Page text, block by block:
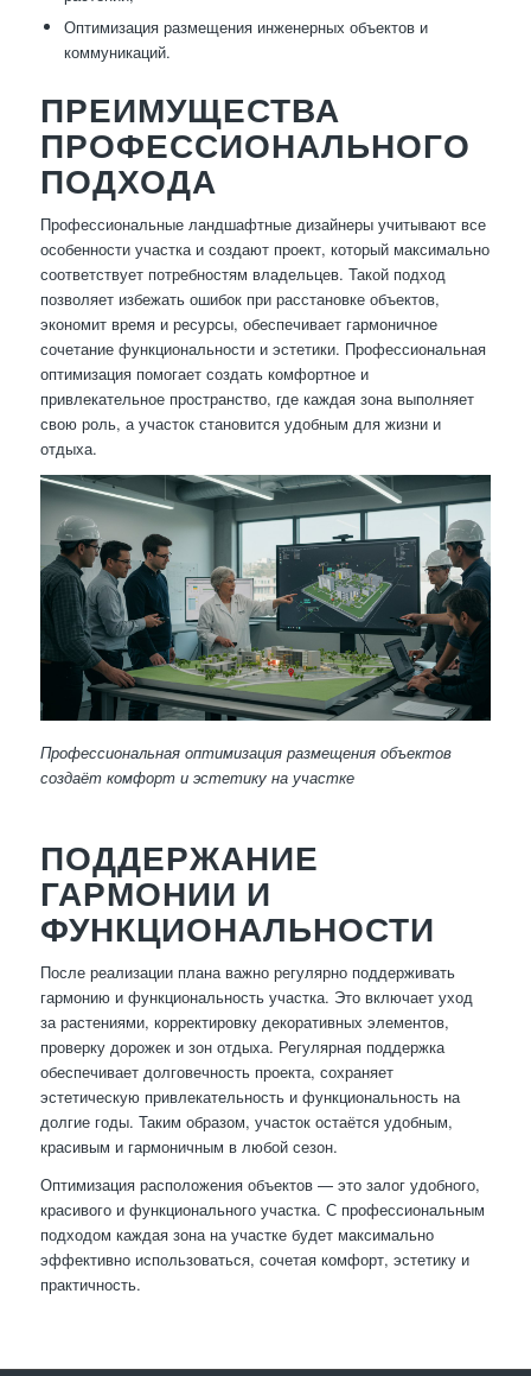
Оптимизация размещения инженерных объектов и
коммуникаций.
ПРЕИМУЩЕСТВА
ПРОФЕССИОНАЛЬНОГО
ПОДХОДА
Профессиональные ландшафтные дизайнеры учитывают все
особенности участка и создают проект, который максимально
соответствует потребностям владельцев. Такой подход
позволяет избежать ошибок при расстановке объектов,
экономит время и ресурсы, обеспечивает гармоничное
сочетание функциональности и эстетики. Профессиональная
оптимизация помогает создать комфортное и
привлекательное пространство, где каждая зона выполняет
свою роль, а участок становится удобным для жизни и
отдыха.
Профессиональная оптимизация размещения объектов
создаёт комфорт и эстетику на участке
ПОДДЕРЖАНИЕ
ГАРМОНИИ И
ФУНКЦИОНАЛЬНОСТИ
После реализации плана важно регулярно поддерживать
гармонию и функциональность участка. Это включает уход
за растениями, корректировку декоративных элементов,
проверку дорожек и зон отдыха. Регулярная поддержка
обеспечивает долговечность проекта, сохраняет
эстетическую привлекательность и функциональность на
долгие годы. Таким образом, участок остаётся удобным,
красивым и гармоничным в любой сезон.
Оптимизация расположения объектов — это залог удобного,
красивого и функционального участка. С профессиональным
подходом каждая зона на участке будет максимально
эффективно использоваться, сочетая комфорт, эстетику и
практичность.